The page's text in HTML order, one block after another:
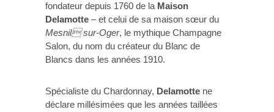
fondateur depuis 1760 de la Maison
Delamotte – et celui de sa maison sœur du
Mesnil sur-Oger, le mythique Champagne
Salon, du nom du créateur du Blanc de
Blancs dans les années 1910.
Spécialiste du Chardonnay, Delamotte ne
déclare millésimées que les années taillées